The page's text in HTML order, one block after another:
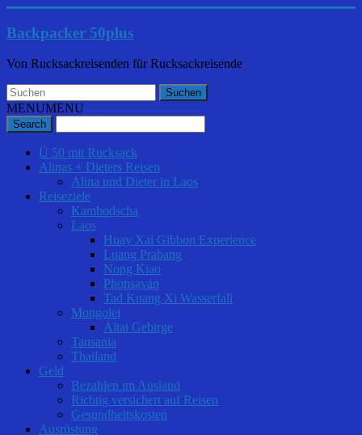
Backpacker 50plus
Von Rucksackreisenden für Rucksackreisende
MENUMENU
Ü 50 mit Rucksack
Alinas + Dieters Reisen
Alina und Dieter in Laos
Reiseziele
Kambodscha
Laos
Huay Xai Gibbon Experience
Luang Prabang
Nong Kiao
Phonsavan
Tad Kuang Xi Wasserfall
Mongolei
Altai Gebirge
Tansania
Thailand
Geld
Bezahlen im Ausland
Richtig versichert auf Reisen
Gesundheitskosten
Ausrüstung